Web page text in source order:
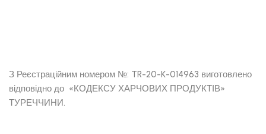
З Реєстраційним номером №: TR-20-K-014963 виготовлено
відповідно до «КОДЕКСУ ХАРЧОВИХ ПРОДУКТІВ»
ТУРЕЧЧИНИ.